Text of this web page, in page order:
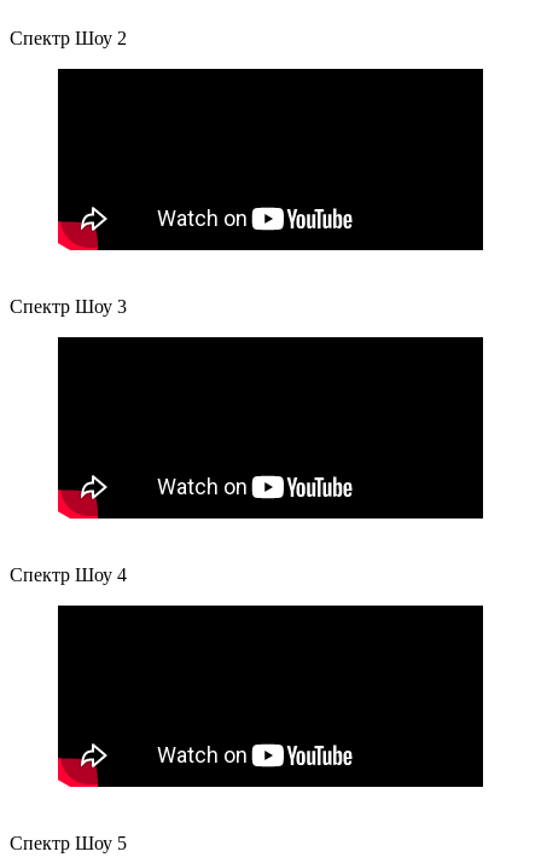
Спектр Шоу 2
Спектр Шоу 3
Спектр Шоу 4
Спектр Шоу 5